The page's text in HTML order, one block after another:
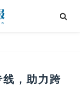
，助力跨